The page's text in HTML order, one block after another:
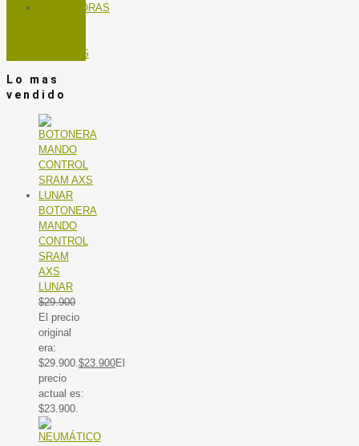
TROTADORAS
SPINNING
Lo mas
vendido
BOTONERA
MANDO
CONTROL
SRAM
AXS
LUNAR
$29.900
El precio
original
era:
$29.900. $23.900El
precio
actual es:
$23.900.